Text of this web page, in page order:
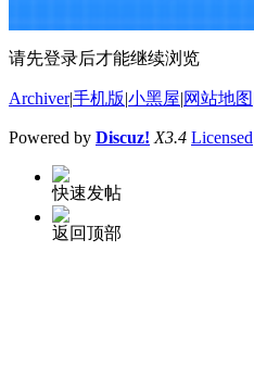
请先登录后才能继续浏览
Archiver|手机版 小黑屋 网站地图
Powered by Discuz! X3.4 Licensed
快速发帖
返回顶部